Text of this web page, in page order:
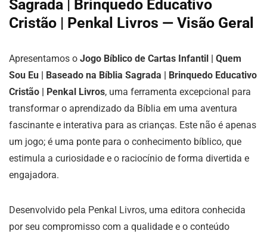
Sagrada | Brinquedo Educativo
Cristão | Penkal Livros — Visão Geral
Apresentamos o Jogo Bíblico de Cartas Infantil | Quem
Sou Eu | Baseado na Bíblia Sagrada | Brinquedo Educativo
Cristão | Penkal Livros, uma ferramenta excepcional para
transformar o aprendizado da Bíblia em uma aventura
fascinante e interativa para as crianças. Este não é apenas
um jogo; é uma ponte para o conhecimento bíblico, que
estimula a curiosidade e o raciocínio de forma divertida e
engajadora.
Desenvolvido pela Penkal Livros, uma editora conhecida
por seu compromisso com a qualidade e o conteúdo